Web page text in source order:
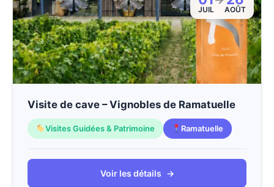
JUIL AOÛT
Visite de cave – Vignobles de Ramatuelle
Visites Guidées & Patrimoine Ramatuelle
Voir les détails →